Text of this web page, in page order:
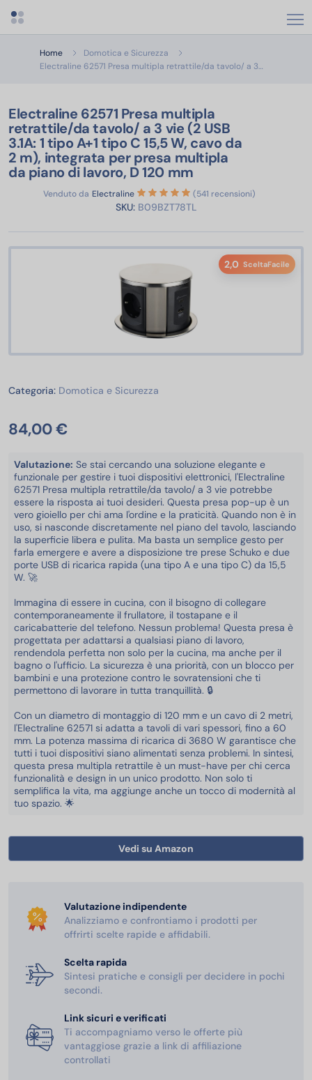
Apri menu categorie
Home
Domotica e Sicurezza
Electraline 62571 Presa multipla retrattile/da tavolo/ a 3…
Electraline 62571 Presa multipla
retrattile/da tavolo/ a 3 vie (2 USB
3.1A: 1 tipo A+1 tipo C 15,5 W, cavo da
2 m), integrata per presa multipla
da piano di lavoro, D 120 mm
Venduto da Electraline (541 recensioni)
SKU:B09BZT78TL
2,0 SceltaFacile
Categoria: Domotica e Sicurezza
84,00 €
Valutazione: Se stai cercando una soluzione elegante e
funzionale per gestire i tuoi dispositivi elettronici, l'Electraline
62571 Presa multipla retrattile/da tavolo/ a 3 vie potrebbe
essere la risposta ai tuoi desideri. Questa presa pop-up è un
vero gioiello per chi ama l'ordine e la praticità. Quando non è in
uso, si nasconde discretamente nel piano del tavolo, lasciando
la superficie libera e pulita. Ma basta un semplice gesto per
farla emergere e avere a disposizione tre prese Schuko e due
porte USB di ricarica rapida (una tipo A e una tipo C) da 15,5
W. 🚀
Immagina di essere in cucina, con il bisogno di collegare
contemporaneamente il frullatore, il tostapane e il
caricabatterie del telefono. Nessun problema! Questa presa è
progettata per adattarsi a qualsiasi piano di lavoro,
rendendola perfetta non solo per la cucina, ma anche per il
bagno o l'ufficio. La sicurezza è una priorità, con un blocco per
bambini e una protezione contro le sovratensioni che ti
permettono di lavorare in tutta tranquillità. 🔒
Con un diametro di montaggio di 120 mm e un cavo di 2 metri,
l'Electraline 62571 si adatta a tavoli di vari spessori, fino a 60
mm. La potenza massima di ricarica di 3680 W garantisce che
tutti i tuoi dispositivi siano alimentati senza problemi. In sintesi,
questa presa multipla retrattile è un must-have per chi cerca
funzionalità e design in un unico prodotto. Non solo ti
semplifica la vita, ma aggiunge anche un tocco di modernità al
tuo spazio. 🌟
Vedi su Amazon
Valutazione indipendente
Analizziamo e confrontiamo i prodotti per
offrirti scelte rapide e affidabili.
Scelta rapida
Sintesi pratiche e consigli per decidere in pochi
secondi.
Link sicuri e verificati
Ti accompagniamo verso le offerte più
vantaggiose grazie a link di affiliazione
controllati